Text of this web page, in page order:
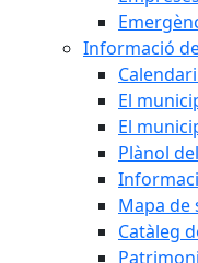
Informació
El
El
Plànol
Mapa de
Catàleg